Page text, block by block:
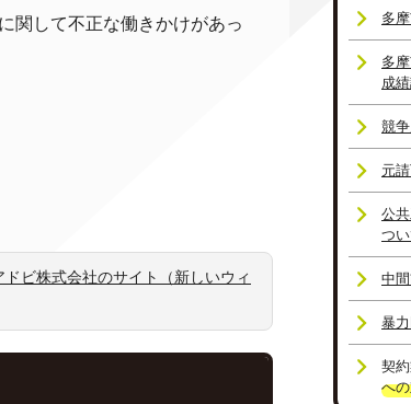
関して不正な働きかけがあっ
ドビ株式会社のサイト（新しいウィ
多
多
成
競
元
公
つ
中
暴
契
へ